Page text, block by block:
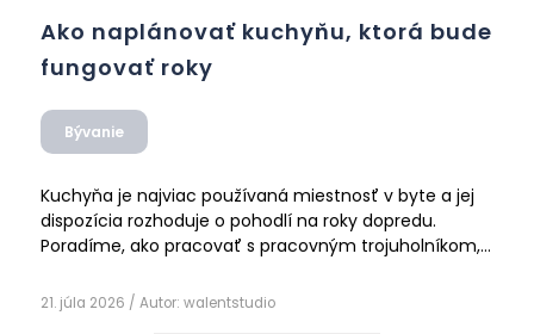
Ako naplánovať kuchyňu, ktorá bude
fungovať roky
Bývanie
Kuchyňa je najviac používaná miestnosť v byte a jej
dispozícia rozhoduje o pohodlí na roky dopredu.
Poradíme, ako pracovať s pracovným trojuholníkom,
na čo myslieť pri úložných priestoroch, doske aj
21. júla 2026 / Autor: walentstudio